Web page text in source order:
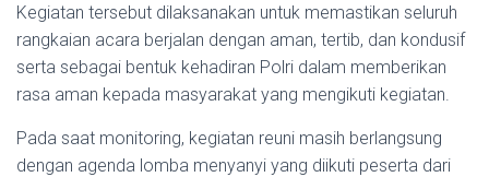
Kegiatan tersebut dilaksanakan untuk memastikan seluruh
rangkaian acara berjalan dengan aman, tertib, dan kondusif
serta sebagai bentuk kehadiran Polri dalam memberikan
rasa aman kepada masyarakat yang mengikuti kegiatan.
Pada saat monitoring, kegiatan reuni masih berlangsung
dengan agenda lomba menyanyi yang diikuti peserta dari